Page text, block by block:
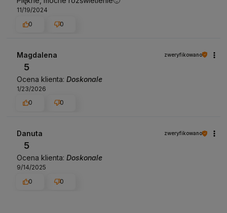
11/19/2024
0
0
Magdalena zweryfikowano
5
Ocena klienta: Doskonale
1/23/2026
0
0
Danuta zweryfikowano
5
Ocena klienta: Doskonale
9/14/2025
0
0